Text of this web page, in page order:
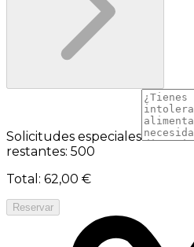
Solicitudes especiales
restantes: 500
Total : 62,00 €
Reservar